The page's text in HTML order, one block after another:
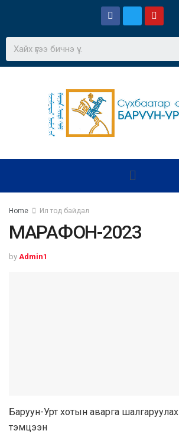
Home Ил тод байдал
МАРАФОН-2023
by Admin1
Баруун-Урт хотын аварга
тэмцээн